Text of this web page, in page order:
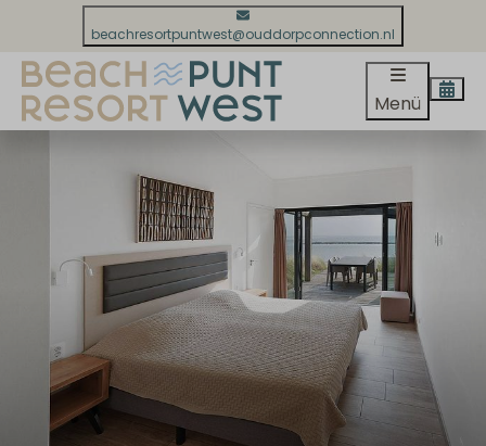
beachresortpuntwest@ouddorpconnection.nl
Menü